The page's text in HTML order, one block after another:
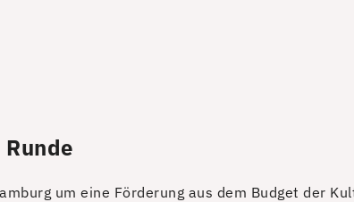
um eine Förderung aus dem Budget der